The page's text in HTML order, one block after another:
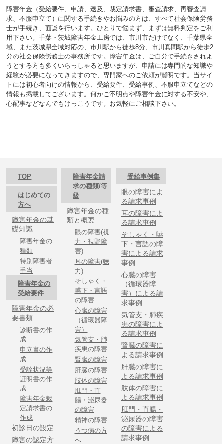
障害年金（受給要件、申請、遡及、裁定請求書、審査請求、再審査請
求、不服申立て）に関する手続きやお悩みの方は、すべて社会保険労務
士が手続き、面談を行います。ひとりで悩まず、まずは無料判定をご利
用下さい。千葉・茨城障害年金工房では、市川市だけでなく、千葉県全
域、また茨城県全域対応の、市川駅から徒歩8分、市川真間駅から徒歩2
分の社会保険労務士の事務所です。障害年金は、ご自分で手続きされよ
うとする方も多くいらっしゃると思いますが、申請には専門的な知識や
経験が必要になってきますので、専門家へのご依頼が賢明です。当サイ
トには初心者向けの情報から、受給要件、受給事例、不服申立てなどの
情報も掲載してございます。何かご不明点や障害年金に対する不安や、
心配事などなんでもけっこうです。お気軽にご相談下さい。
TOP
はじめての
方へ
障害年金の基
礎知識
障害年金の
種類
特別障害者
手当
障害年金の
受給要件
障害年金の必
要書類
診断書の作
成
申立書の作
成
受診状況等
証明書の作
成
障害年金裁
定請求書の
作成
初診日の設定
障害の認定方
障害年金請
求の種類/等
級
障害年金の種
類と概要
眼の障害(視
力・視野障
害)
耳の障害(聴
力)
そしゃく・
嚥下・言語
の障害
心臓の障害
（循環器障
害）
気管支・肺
疾患の障害
腎臓の障害
肝臓の障害
肢体の障害
肛門・直
腸・泌尿器
の障害
精神の障害
うつ病の方
へ
受給事例集
眼の障害によ
る請求事例
耳の障害によ
る請求事例
そしゃく・嚥
下・言語の障
害による請求
事例
心臓の障害
（循環器障
害）による請
求事例
気管支・肺疾
患の障害によ
る請求事例
腎臓の障害に
よる請求事例
肝臓の障害に
よる請求事例
肢体の障害に
よる請求事例
肛門・直腸・
泌尿器の障害
の障害による
請求事例